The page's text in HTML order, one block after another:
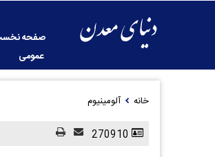
صفحه
عمومی
خانه آلومینیوم